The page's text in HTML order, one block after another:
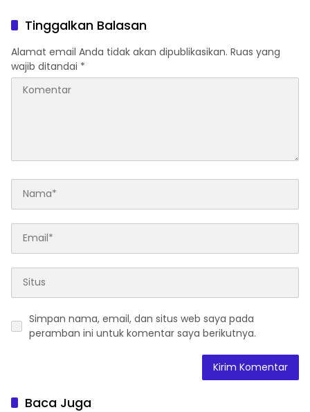
Tinggalkan Balasan
Alamat email Anda tidak akan dipublikasikan. Ruas yang
wajib ditandai *
Simpan nama, email, dan situs web saya pada
peramban ini untuk komentar saya berikutnya.
Baca Juga